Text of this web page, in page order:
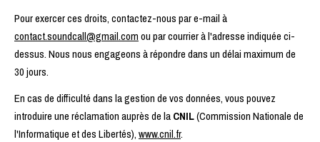
Pour exercer ces droits, contactez-nous par e-mail à
contact.soundcall@gmail.comou par courrier à l'adresse indiquée ci-
dessus. Nous nous engageons à répondre dans un délai maximum de
30 jours.
En cas de difficulté dans la gestion de vos données, vous pouvez
introduire une réclamation auprès de laCNIL(Commission Nationale de
l'Informatique et des Libertés),www.cnil.fr.